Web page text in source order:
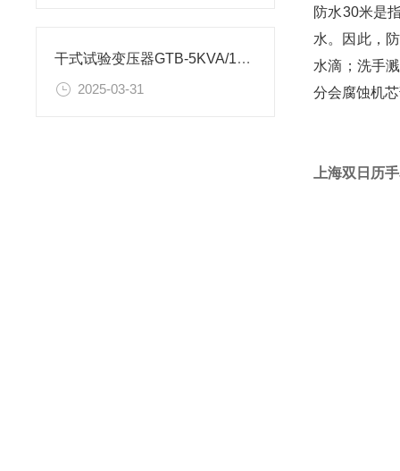
干式试验变压器GTB-5KVA/100KV的应用场景
2025-03-31
防水30米是
水。因此，
水滴；洗手
分会腐蚀机
上海双日历